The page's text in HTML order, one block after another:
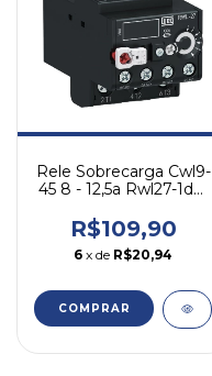
Rele Sobrecarga Cwl9-
45 8 - 12,5a Rwl27-1d3-
R$109,90
6 x de R$20,94
COMPRAR